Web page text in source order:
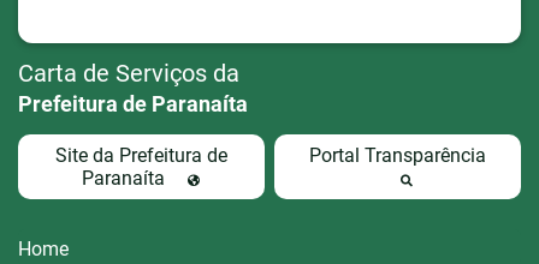
Carta de Serviços da
Prefeitura de Paranaíta
Site da Prefeitura de
Paranaíta
Portal Transparência
Home